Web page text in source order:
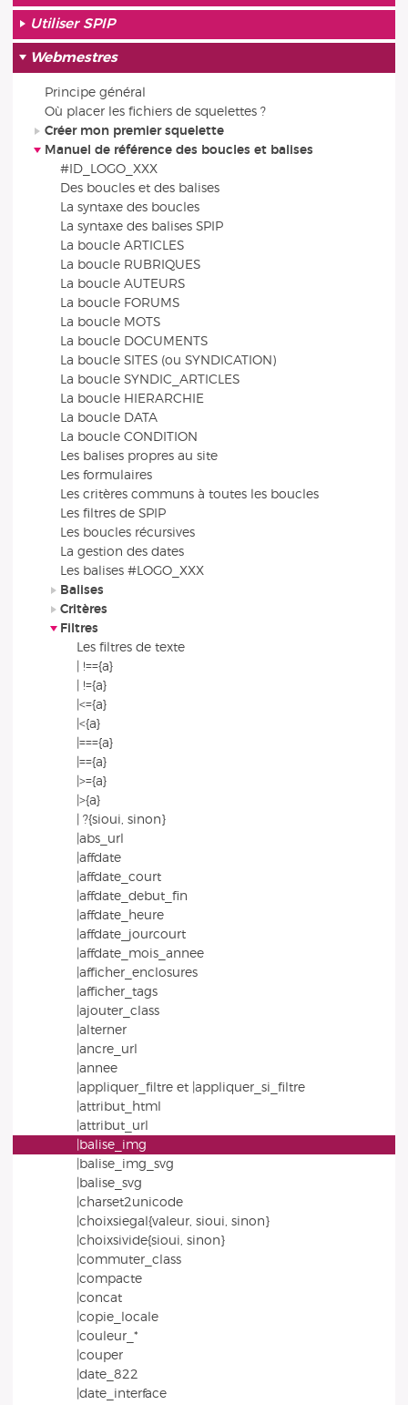
Utiliser SPIP
Webmestres
Principe général
Où placer les fichiers de squelettes ?
Créer mon premier squelette
Manuel de référence des boucles et balises
#ID_LOGO_XXX
Des boucles et des balises
La syntaxe des boucles
La syntaxe des balises SPIP
La boucle ARTICLES
La boucle RUBRIQUES
La boucle AUTEURS
La boucle FORUMS
La boucle MOTS
La boucle DOCUMENTS
La boucle SITES (ou SYNDICATION)
La boucle SYNDIC_ARTICLES
La boucle HIERARCHIE
La boucle DATA
La boucle CONDITION
Les balises propres au site
Les formulaires
Les critères communs à toutes les boucles
Les filtres de SPIP
Les boucles récursives
La gestion des dates
Les balises #LOGO_XXX
Balises
Critères
Filtres
Les filtres de texte
| !=={a}
| !={a}
|<={a}
|<{a}
|==={a}
|=={a}
|>={a}
|>{a}
| ?{sioui, sinon}
|abs_url
|affdate
|affdate_court
|affdate_debut_fin
|affdate_heure
|affdate_jourcourt
|affdate_mois_annee
|afficher_enclosures
|afficher_tags
|ajouter_class
|alterner
|ancre_url
|annee
|appliquer_filtre et |appliquer_si_filtre
|attribut_html
|attribut_url
|balise_img
|balise_img_svg
|balise_svg
|charset2unicode
|choixsiegal{valeur, sioui, sinon}
|choixsivide{sioui, sinon}
|commuter_class
|compacte
|concat
|copie_locale
|couleur_*
|couper
|date_822
|date_interface